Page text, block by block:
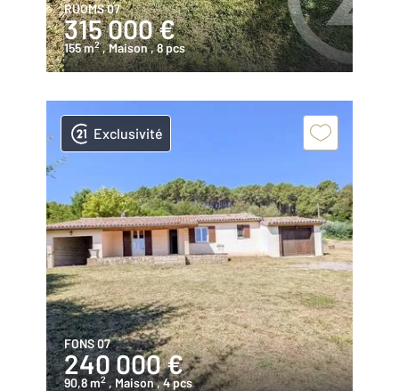
RUOMS 07
315 000 €
155 m2 , Maison, 8 pcs
Exclusivité
FONS 07
240 000 €
90,8 m2 , Maison, 4 pcs